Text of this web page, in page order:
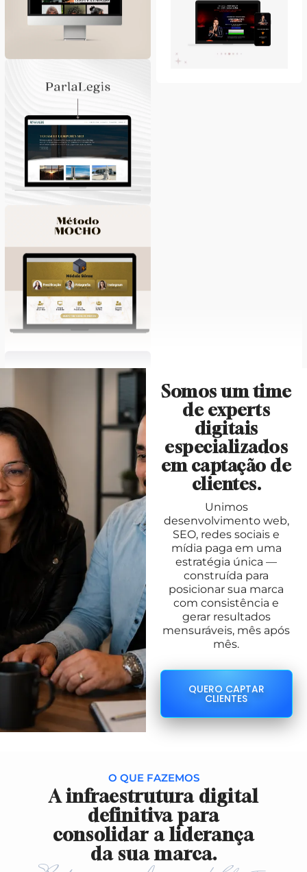
Somos um time
de experts
digitais
especializados
em captação de
clientes.
Unimos
desenvolvimento web,
SEO, redes sociais e
mídia paga em uma
estratégia única —
construída para
posicionar sua marca
com consistência e
gerar resultados
mensuráveis, mês após
mês.
QUERO CAPTAR
CLIENTES
O QUE FAZEMOS
A infraestrutura digital
definitiva para
consolidar a liderança
da sua marca.